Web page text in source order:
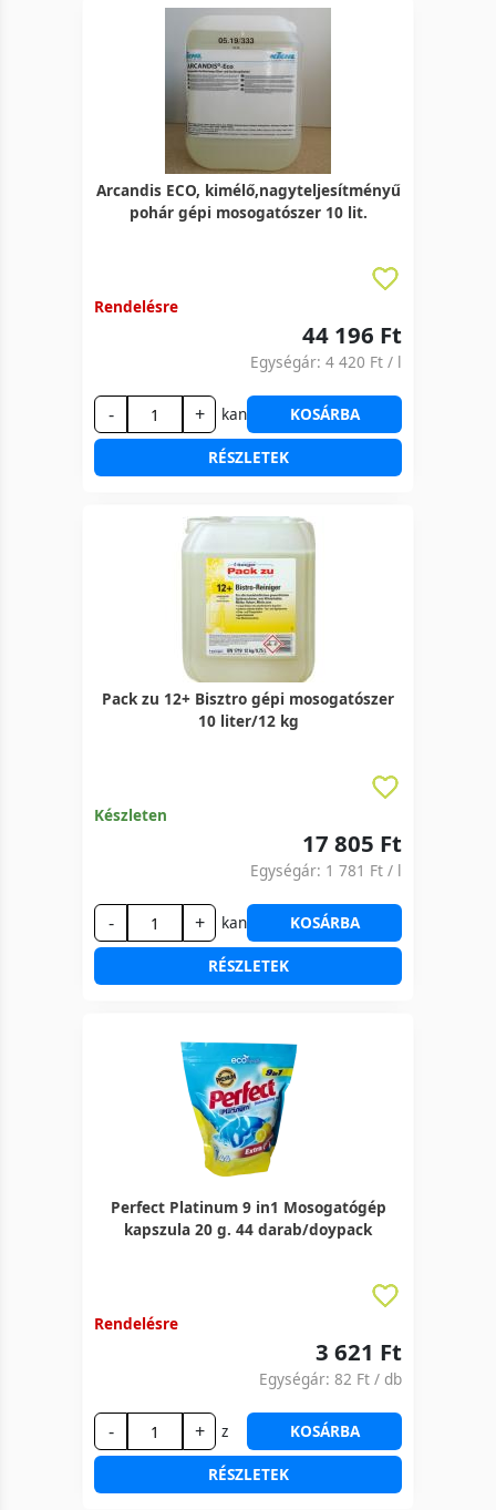
Arcandis ECO, kimélő,nagyteljesítményű
pohár gépi mosogatószer 10 lit.
Rendelésre
44 196 Ft
Egységár: 4 420 Ft / l
- + kan KOSÁRBA
RÉSZLETEK
Pack zu 12+ Bisztro gépi mosogatószer
10 liter/12 kg
Készleten
17 805 Ft
Egységár: 1 781 Ft / l
- + kan KOSÁRBA
RÉSZLETEK
Perfect Platinum 9 in1 Mosogatógép
kapszula 20 g. 44 darab/doypack
Rendelésre
3 621 Ft
Egységár: 82 Ft / db
- + z KOSÁRBA
RÉSZLETEK